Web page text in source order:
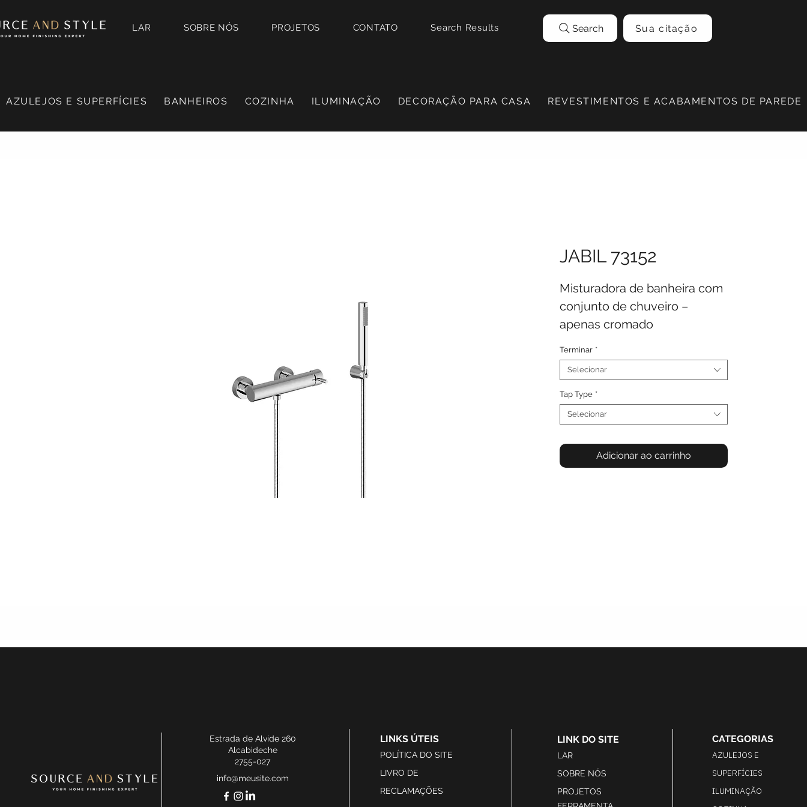
LAR SOBRE NÓS PROJETOS CONTATO Search Results Search Sua citação
AZULEJOS E SUPERFÍCIES BANHEIROS COZINHA ILUMINAÇÃO DECORAÇÃO PARA CASA REVESTIMENTOS E ACABAMENTOS DE PAREDE
JABIL 73152
Misturadora de banheira com
conjunto de chuveiro –
apenas cromado
Terminar *
Selecionar
Tap Type *
Selecionar
Adicionar ao carrinho
Estrada de Alvide 260
Alcabideche
2755-027
info@meusite.com
LINKS ÚTEIS
POLÍTICA DO SITE
LIVRO DE
RECLAMAÇÕES
LINK DO SITE
LAR
SOBRE NÓS
PROJETOS
CATEGORIAS
AZULEJOS E
SUPERFÍCIES
ILUMINAÇÃO